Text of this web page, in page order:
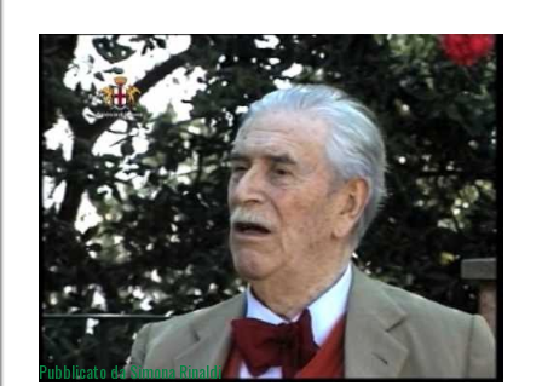
Pubblicato daSimona Rinaldi